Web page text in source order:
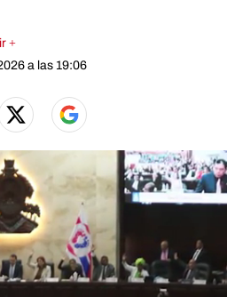
+
a las 19:06